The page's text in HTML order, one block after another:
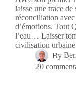
laisse une trace
réconciliation
d’émotions. Tout
l’eau… Laisser
civilisation
By
20